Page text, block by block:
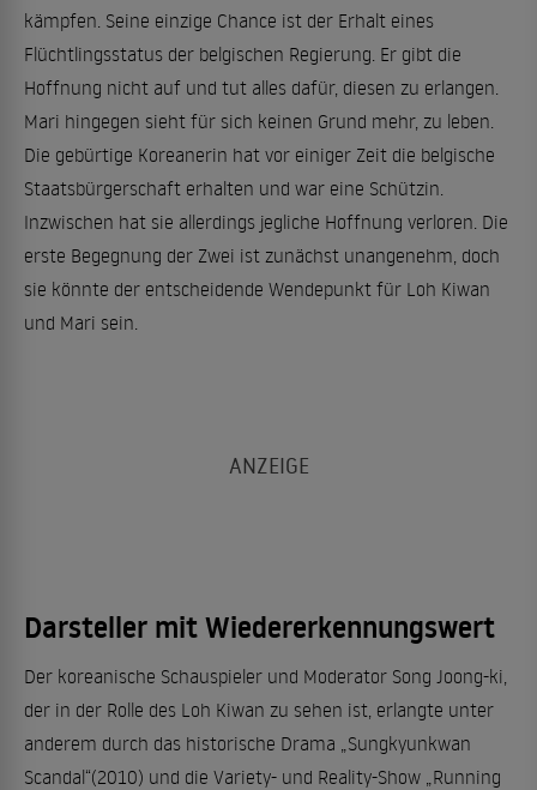
kämpfen. Seine einzige Chance ist der Erhalt eines
Flüchtlingsstatus der belgischen Regierung. Er gibt die
Hoffnung nicht auf und tut alles dafür, diesen zu erlangen.
Mari hingegen sieht für sich keinen Grund mehr, zu leben.
Die gebürtige Koreanerin hat vor einiger Zeit die belgische
Staatsbürgerschaft erhalten und war eine Schützin.
Inzwischen hat sie allerdings jegliche Hoffnung verloren. Die
erste Begegnung der Zwei ist zunächst unangenehm, doch
sie könnte der entscheidende Wendepunkt für Loh Kiwan
und Mari sein.
Darsteller mit Wiedererkennungswert
Der koreanische Schauspieler und Moderator Song Joong-ki,
der in der Rolle des Loh Kiwan zu sehen ist, erlangte unter
anderem durch das historische Drama „Sungkyunkwan
Scandal“(2010) und die Variety- und Reality-Show „Running